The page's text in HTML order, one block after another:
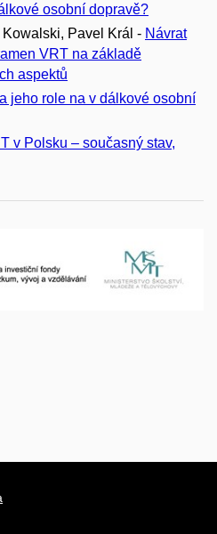
osobní dopravě?
Pavel Král - Návrat
VRT na základě
aspektů
jeho role na v dálkové osobní
v Polsku – současný stav,